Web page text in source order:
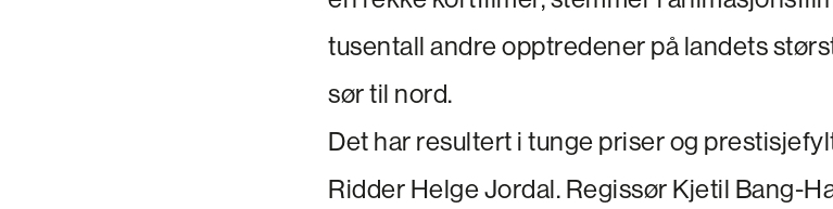
tusentall andre opptredener på landets
sør til nord.
Det har resultert i tunge priser og
Ridder Helge Jordal. Regissør Kjetil Bang-